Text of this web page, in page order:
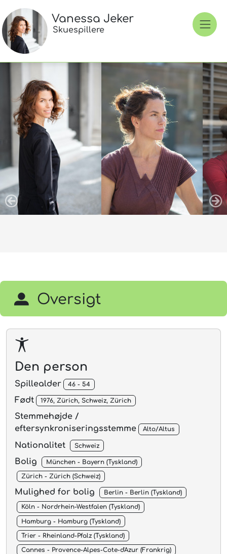
Vanessa Jeker
Skuespillere
Oversigt
Den person
Spillealder 46 - 54
Født 1976, Zürich, Schweiz, Zürich
Stemmehøjde /
eftersynkroniseringsstemme
Alto/Altus
Nationalitet Schweiz
Bolig München - Bayern (Tyskland)
Zürich - Zürich (Schweiz)
Mulighed for bolig Berlin - Berlin (Tyskland)
Köln - Nordrhein-Westfalen (Tyskland)
Hamburg - Hamburg (Tyskland)
Trier - Rheinland-Pfalz (Tyskland)
Cannes - Provence-Alpes-Cote-d'Azur (Frankrig)